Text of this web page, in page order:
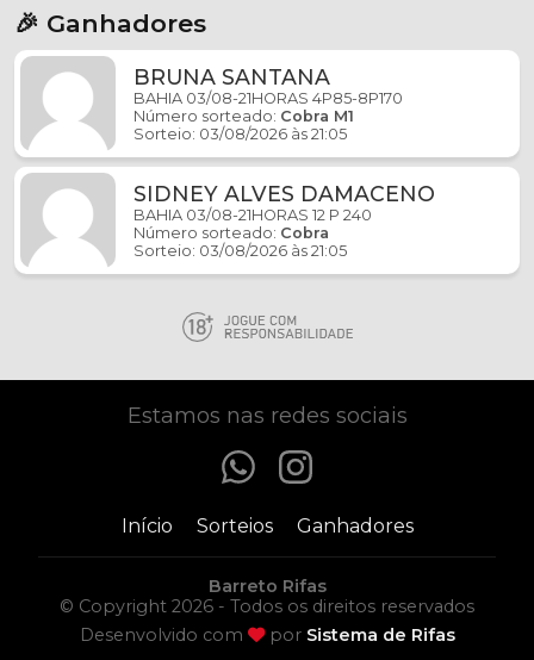
🎉 Ganhadores
BRUNA SANTANA
BAHIA 03/08-21HORAS 4P85-8P170
Número sorteado: Cobra M1
Sorteio: 03/08/2026 às 21:05
SIDNEY ALVES DAMACENO
BAHIA 03/08-21HORAS 12 P 240
Número sorteado: Cobra
Sorteio: 03/08/2026 às 21:05
Estamos nas redes sociais
Início Sorteios Ganhadores
Barreto Rifas
© Copyright 2026 - Todos os direitos reservados
Desenvolvido com
por Sistema de Rifas